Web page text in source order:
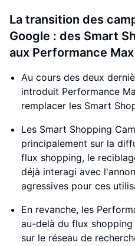
La transition des
Google : des Smart
aux Performance
Au cours des deux
introduit Performance
remplacer les Smart
Les Smart Shopping
principalement sur la
flux shopping, le
déjà interagi avec
agressives pour ces
En revanche, les
au-delà du flux
sur le réseau de